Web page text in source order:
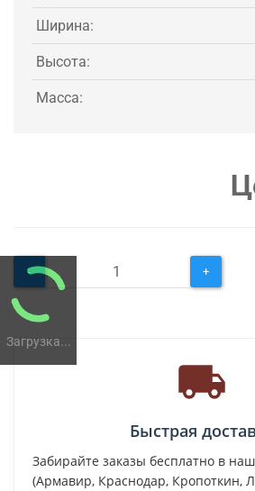
Загрузка...
Ширина:
Высота:
Масса:
- +
Быстрая
Забирайте заказы бесплатно в
(Армавир, Краснодар, Кропоткин,